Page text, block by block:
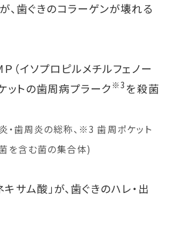
が、歯ぐきのコラーゲンが壊れる
（イソプロピルメチルフェノー
ットの歯周病プラーク ※3 を殺菌
・歯周炎の総称、※3 歯周ポケット
を含む菌の集合体)
サム酸｣が、歯ぐきのハレ・出